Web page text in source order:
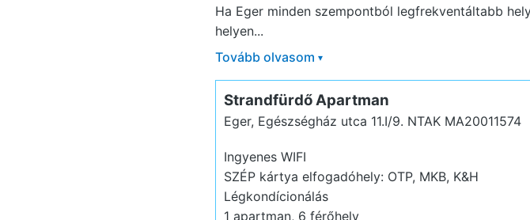
Ha Eger minden szempontból legfrekventáltabb
helyen...
Tovább olvasom ▾
Strandfürdő Apartman
Eger, Egészségház utca 11.I/9. NTAK MA20011574
Ingyenes WIFI
SZÉP kártya elfogadóhely: OTP, MKB, K&H
Légkondícionálás
1 apartman, 6 férőhely